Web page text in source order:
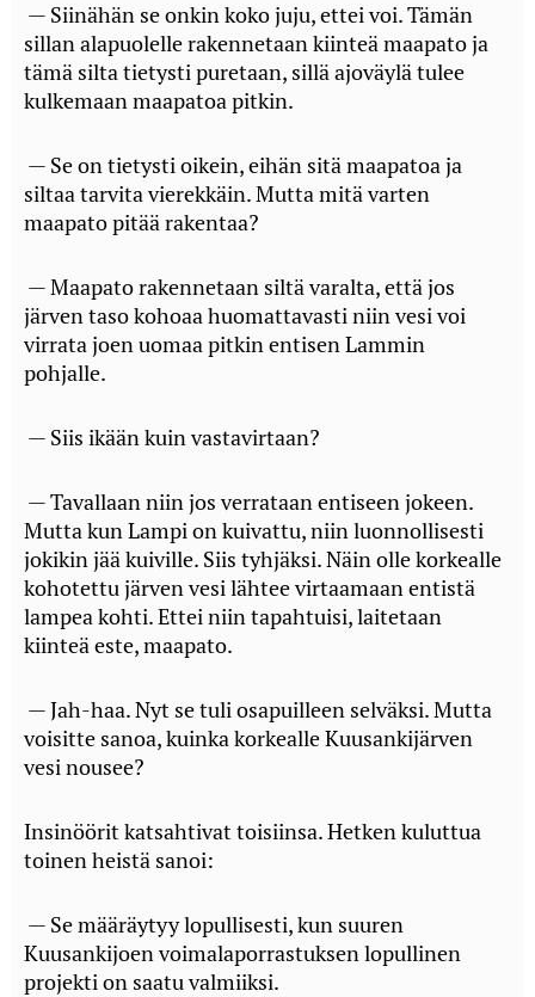
— Siinähän se onkin koko juju, ettei voi. Tämän
sillan alapuolelle rakennetaan kiinteä maapato ja
tämä silta tietysti puretaan, sillä ajoväylä tulee
kulkemaan maapatoa pitkin.
— Se on tietysti oikein, eihän sitä maapatoa ja
siltaa tarvita vierekkäin. Mutta mitä varten
maapato pitää rakentaa?
— Maapato rakennetaan siltä varalta, että jos
järven taso kohoaa huomattavasti niin vesi voi
virrata joen uomaa pitkin entisen Lammin
pohjalle.
— Siis ikään kuin vastavirtaan?
— Tavallaan niin jos verrataan entiseen jokeen.
Mutta kun Lampi on kuivattu, niin luonnollisesti
jokikin jää kuiville. Siis tyhjäksi. Näin olle korkealle
kohotettu järven vesi lähtee virtaamaan entistä
lampea kohti. Ettei niin tapahtuisi, laitetaan
kiinteä este, maapato.
— Jah-haa. Nyt se tuli osapuilleen selväksi. Mutta
voisitte sanoa, kuinka korkealle Kuusankijärven
vesi nousee?
Insinöörit katsahtivat toisiinsa. Hetken kuluttua
toinen heistä sanoi:
— Se määräytyy lopullisesti, kun suuren
Kuusankijoen voimalaporrastuksen lopullinen
projekti on saatu valmiiksi.